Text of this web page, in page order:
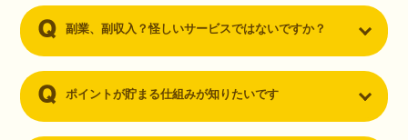
副業、副収入？怪しいサービスではないですか？
ポイントが貯まる仕組みが知りたいです